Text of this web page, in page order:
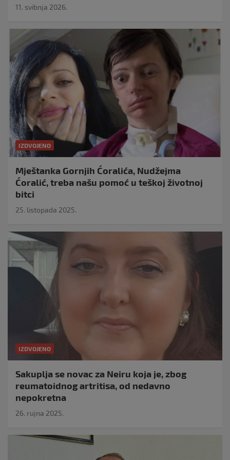
11. svibnja 2026.
IZDVOJENO
Mještanka Gornjih Ćoralića, Nudžejma
Ćoralić, treba našu pomoć u teškoj životnoj
bitci
25. listopada 2025.
IZDVOJENO
Sakuplja se novac za Neiru koja je, zbog
reumatoidnog artritisa, od nedavno
nepokretna
26. rujna 2025.